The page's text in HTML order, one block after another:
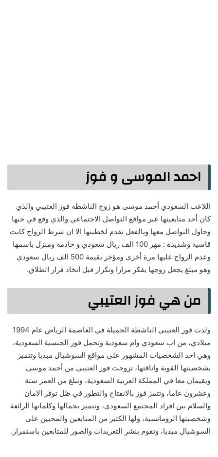
احمد الموسى و فوز
اللاعب السعودي أحمد موسى هو زوج الناشطة فوز العتيبي والذي
كان أحد متابعينها عبر مواقع التواصل الاجتماعي والذي وقع في حبها
وحاول التواصل معها وبالفعل تقدم لخطبتها الا ان شرط الزواج كانت
قاسية وشديدة : مهر 100 الف ريال سعودي و خادمة ومنزل باسمها
وعدم الزواج عليها مرة أخرى ومؤخر بقيمة 500 الف ريال سعودي
وهو مبلغ يجعل زوجها يفكر مرارا وتكرار قبل اتخاذ قرار الطلاق.
من هي فوز العتيبي
ولدت فوز العتيبي الناشطة الجميلة في العاصمة الرياض عام 1994
ميلادي، من اب سعودي وام سعودية وتحمل فوز الجنسية السعودية،
وهي احد الشخصيات المشهور على مواقع السوشيال ميديا وتتميز
بشخصيتها القوية واناقتها، تزوجت فوز العتيبي من أحمد موسى
ويقيمان معا في المملكة العربية السعودية، وتبلغ من العمر ستة
وعشرون عاما، وتتمز فوز بالانفتاح والتطور في ظل توفر الامان
والسلام بين افراد المجتمع السعودي، وتتميز بجمالها وكلماتها الرائعة
وشخصيتها الرومانسية، ولها الكثير من المتابعين والمحبين على
السوشيال ميديا، وتقوم بنشر التغريدات والصور للمتابعين باستمرار.